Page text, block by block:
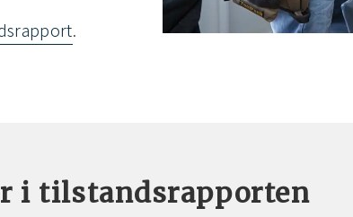
.
i tilstandsrapporten